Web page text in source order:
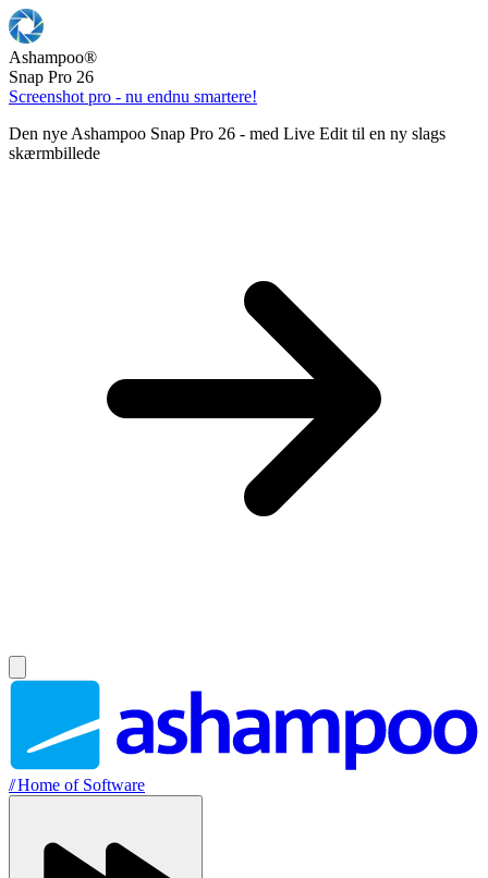
Ashampoo®
Snap Pro 26
Screenshot pro - nu endnu smartere!
Den nye Ashampoo Snap Pro 26 - med Live Edit til en ny slags
skærmbillede
//Home of Software